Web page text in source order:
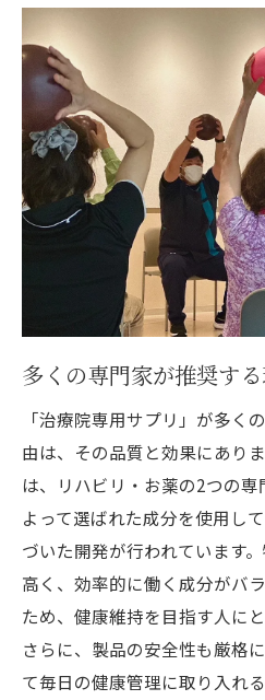
日常に取り入れる具
継続するためのモチ
効果を実感するため
治療院専用サプリの驚く
利用者が語る効果実
成分がもたらす具体
体内での働きと科学
効果が現れるまで
驚くべき長期的な健
治療院専用サプリを使っ
健康管理におけるサ
新しい健康管理方法
体調に応じた活用法
最新の研究とサプリ
健康管理でのサプリ
新常識としての効果
専門家の視点から見た
ット
多くの専門家が推奨す
「治療院専用サプリ」が多く
由は、その品質と効果にあり
は、リハビリ・お薬の2つの
よって選ばれた成分を使用し
づいた開発が行われています
高く、効率的に働く成分がバ
ため、健康維持を目指す人に
さらに、製品の安全性も厳格
て毎日の健康管理に取り入れ